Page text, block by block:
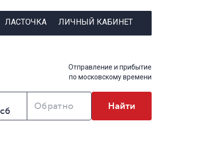
ЛАСТОЧКА ЛИЧНЫЙ КАБИНЕТ
Отправление и прибытие
по московскому времени
Обратно Найти